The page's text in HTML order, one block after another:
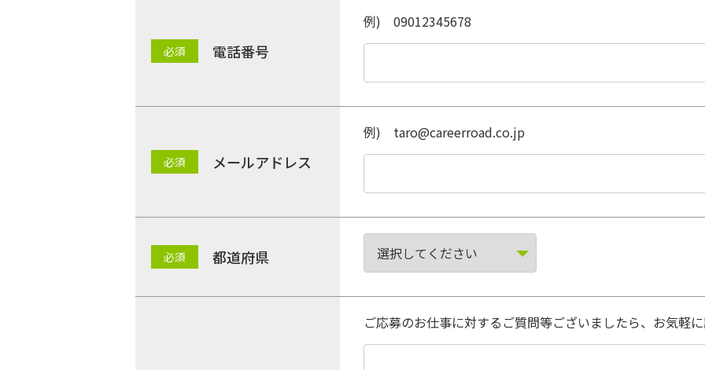
電話番号
例) 09012345678
メールアドレス
例) taro@careerroad.co.jp
都道府県
ご応募のお仕事に対するご質問等ございましたら、お気軽